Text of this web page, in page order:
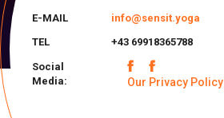
E-MAIL
info@sensit.yoga
TEL
+43 69918365788
Social
Media:
Our Privacy Policy